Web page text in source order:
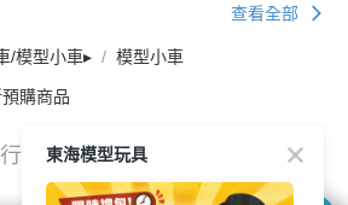
查看全部
/模型小車▸ 模型小車
購商品
東海模型玩具